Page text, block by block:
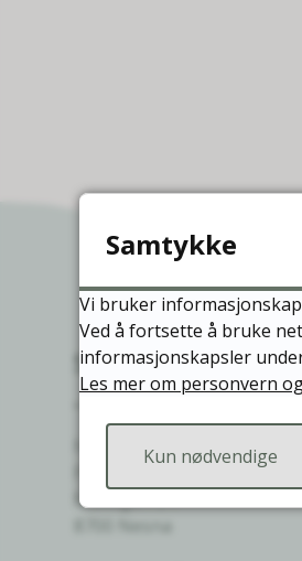
Skriv til oss
NESNA KOMMUNE
Movegen 24
Samtykke
Vi bruker
Ved å fortsette å bruke
informasjonskapsler
Les mer om personvern
Kun nødvendige